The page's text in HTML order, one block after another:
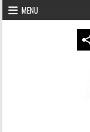
Skip to content
MENU